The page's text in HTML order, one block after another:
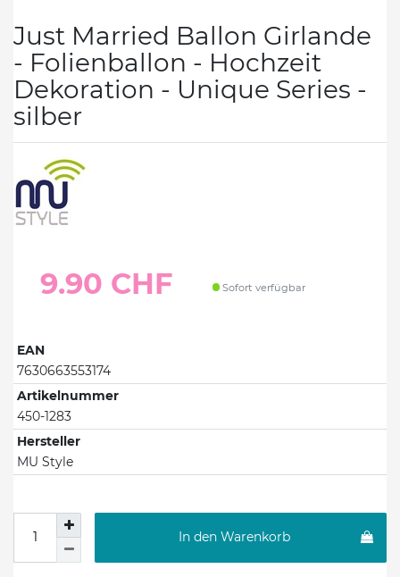
Just Married Ballon Girlande
- Folienballon - Hochzeit
Dekoration - Unique Series -
silber
9.90 CHF Sofort verfügbar
EAN
7630663553174
Artikelnummer
450-1283
Hersteller
MU Style
In den Warenkorb